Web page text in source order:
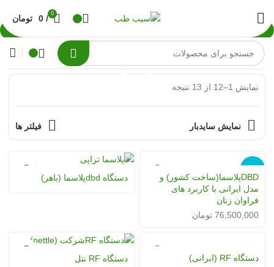
0
/
0 تومان
زنان و
نمایش 1–12 از 13 نتیجه
نمایش سایدبار فیلتر ها
DBDپلاسما(ساخت کشور) و
مدل ایرانی با کاربرد های
فراوان زنان
76,500,000 تومان
دستگاه dbdپلاسما (باهر)
دستگاه RF (ایرانی)
دستگاه RF نتل